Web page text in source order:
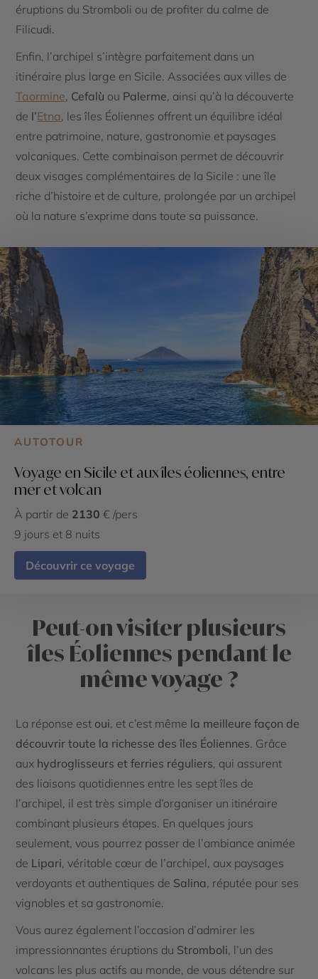
éruptions du Stromboli ou de profiter du calme de
Filicudi.
Enfin, l’archipel s’intègre parfaitement dans un
itinéraire plus large en Sicile. Associées aux villes de
Taormine, Cefalù ou Palerme, ainsi qu’à la découverte
de l’Etna, les îles Éoliennes offrent un équilibre idéal
entre patrimoine, nature, gastronomie et paysages
volcaniques. Cette combinaison permet de découvrir
deux visages complémentaires de la Sicile : une île
riche d’histoire et de culture, prolongée par un archipel
où la nature s’exprime dans toute sa puissance.
AUTOTOUR
Voyage en Sicile et aux îles éoliennes, entre
mer et volcan
À partir de 2130 € /pers
9 jours et 8 nuits
Découvrir ce voyage
Peut-on visiter plusieurs
îles Éoliennes pendant le
même voyage ?
La réponse est oui, et c’est même la meilleure façon de
découvrir toute la richesse des îles Éoliennes. Grâce
aux hydroglisseurs et ferries réguliers, qui assurent
des liaisons quotidiennes entre les sept îles de
l’archipel, il est très simple d’organiser un itinéraire
combinant plusieurs étapes. En quelques jours
seulement, vous pourrez passer de l’ambiance animée
de Lipari, véritable cœur de l’archipel, aux paysages
verdoyants et authentiques de Salina, réputée pour ses
vignobles et sa gastronomie.
Vous aurez également l’occasion d’admirer les
impressionnantes éruptions du Stromboli, l’un des
volcans les plus actifs au monde, de vous détendre sur